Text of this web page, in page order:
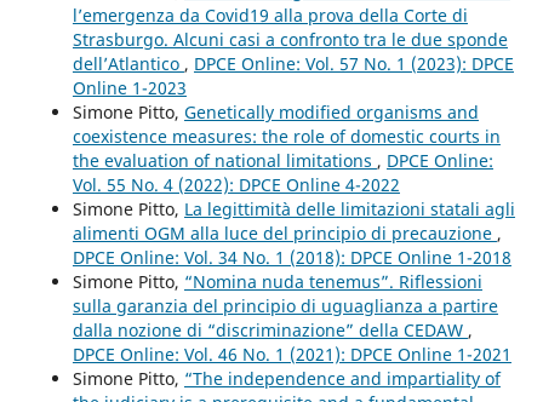
l’emergenza da Covid19 alla prova della Corte di
Strasburgo. Alcuni casi a confronto tra le due sponde
dell’Atlantico , DPCE Online: Vol. 57 No. 1 (2023): DPCE
Online 1-2023
Simone Pitto, Genetically modified organisms and
coexistence measures: the role of domestic courts in
the evaluation of national limitations , DPCE Online:
Vol. 55 No. 4 (2022): DPCE Online 4-2022
Simone Pitto, La legittimità delle limitazioni statali agli
alimenti OGM alla luce del principio di precauzione ,
DPCE Online: Vol. 34 No. 1 (2018): DPCE Online 1-2018
Simone Pitto, “Nomina nuda tenemus”. Riflessioni
sulla garanzia del principio di uguaglianza a partire
dalla nozione di “discriminazione” della CEDAW ,
DPCE Online: Vol. 46 No. 1 (2021): DPCE Online 1-2021
Simone Pitto, “The independence and impartiality of